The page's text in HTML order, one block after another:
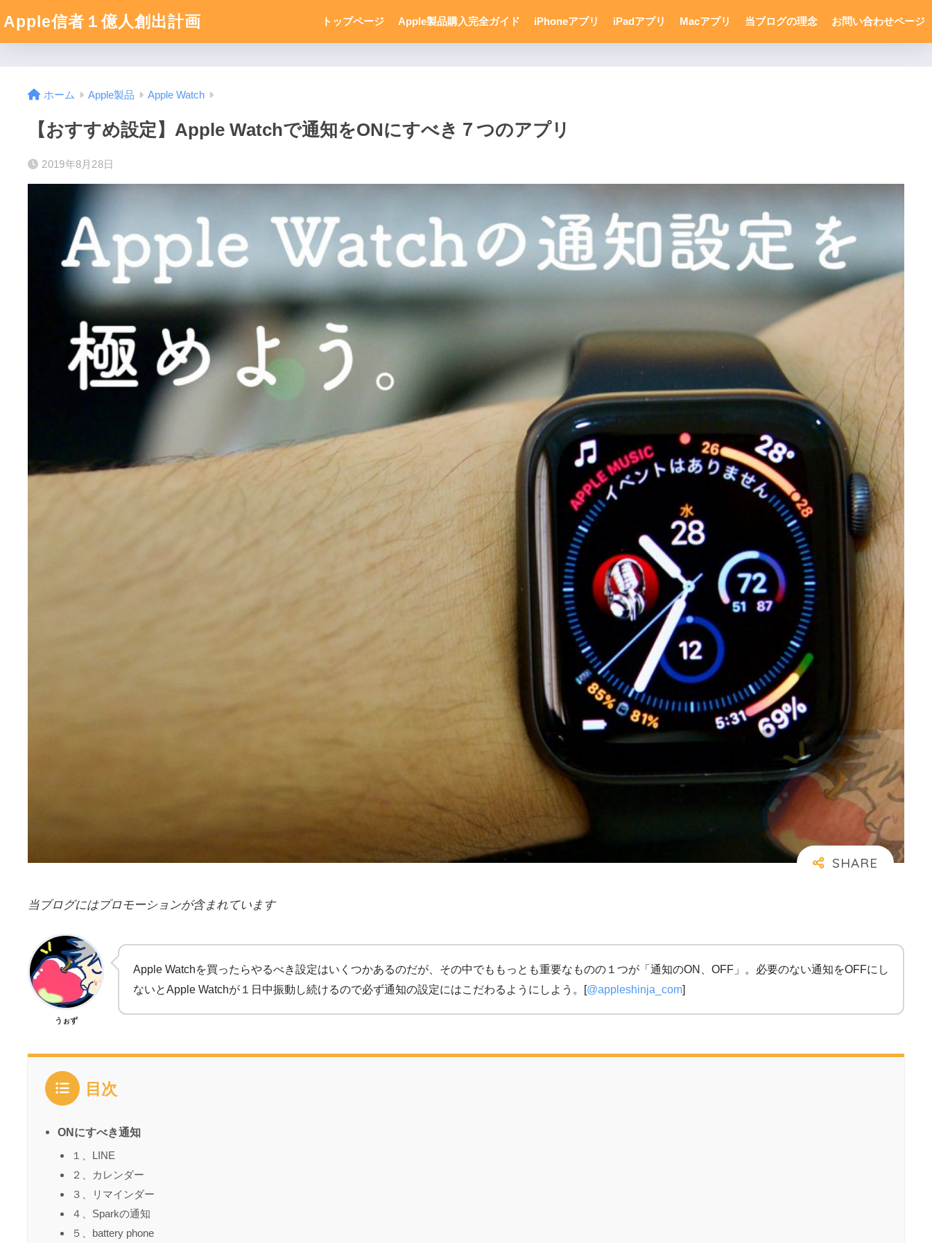
Apple信者１億人創出計画 トップページ Apple製品購入完全ガイド iPhoneアプリ iPadアプリ Macアプリ 当ブログの理念 お問い合わせページ
ホーム Apple製品 Apple Watch
【おすすめ設定】Apple Watchで通知をONにすべき７つのアプリ
2019年8月28日
当ブログにはプロモーションが含まれています
うぉず
Apple Watchを買ったらやるべき設定はいくつかあるのだが、その中でももっとも重要なものの１つが「通知のON、OFF」。必要のない通知をOFFにし
ないとApple Watchが１日中振動し続けるので必ず通知の設定にはこだわるようにしよう。[@appleshinja_com]
目次
ONにすべき通知
１、LINE
２、カレンダー
３、リマインダー
４、Sparkの通知
５、battery phone